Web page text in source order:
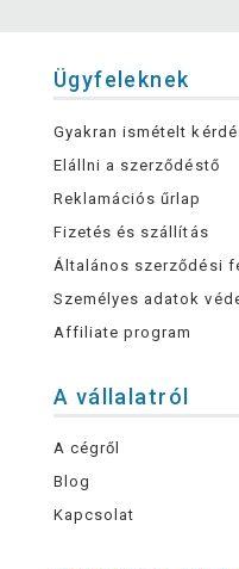
Ügyfeleknek
Gyakran ismételt
Elállni a szerződéstő
Reklamációs űrlap
Fizetés és szállítás
Általános szerződési
Személyes adatok
Affiliate program
A vállalatról
A cégről
Blog
Kapcsolat